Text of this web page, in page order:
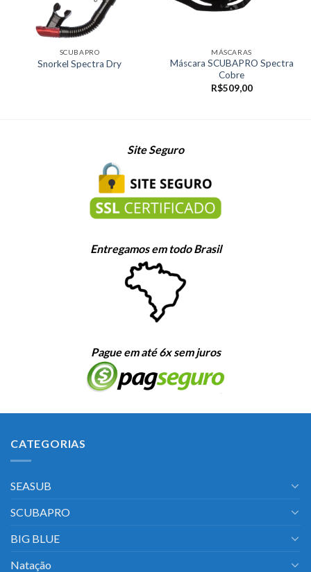
SCUBAPRO
Snorkel Spectra Dry
MÁSCARAS
Máscara SCUBAPRO Spectra
Cobre
R$509,00
Site Seguro
Entregamos em todo Brasil
Pague em até 6x sem juros
CATEGORIAS
SEASUB
SCUBAPRO
BIG BLUE
Natação